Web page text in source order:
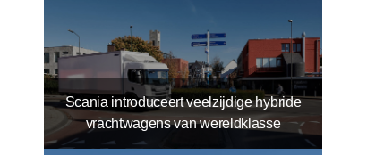
Scania introduceert veelzijdige hybride
vrachtwagens van wereldklasse